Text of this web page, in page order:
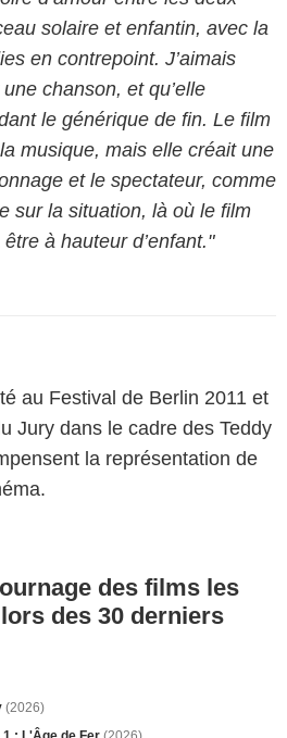
solaire et enfantin, avec la
en contrepoint. J’aimais
chanson, et qu’elle
le générique de fin. Le film
musique, mais elle créait une
et le spectateur, comme
sur la situation, là où le film
à hauteur d’enfant."
au Festival de Berlin 2011 et
Jury dans le cadre des Teddy
la représentation de
des films les
des 30 derniers
(2026)